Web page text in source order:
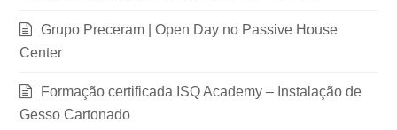
Grupo Preceram | Open Day no Passive House
Center
Formação certificada ISQ Academy – Instalação de
Gesso Cartonado